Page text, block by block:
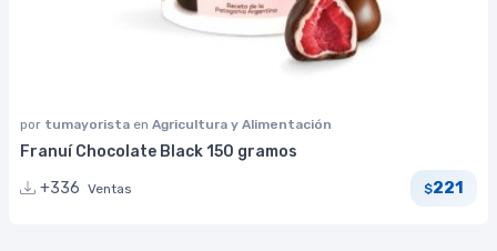
por tumayorista en Agricultura y Alimentación
Franuí Chocolate Black 150 gramos
+336 Ventas $221